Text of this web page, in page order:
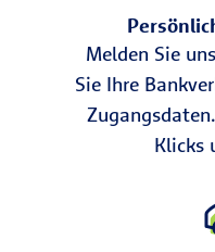
Melden Sie
Sie Ihre
Klicks